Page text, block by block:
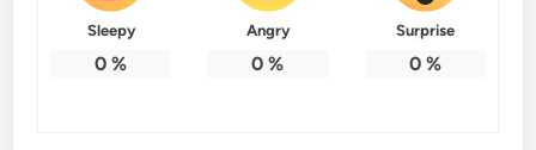
Sleepy
0 %
Angry
0 %
Surprise
0%